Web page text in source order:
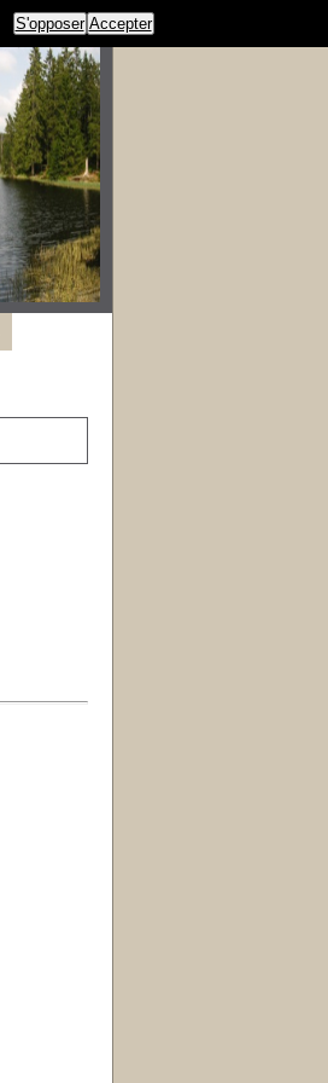
S'opposer Accepter